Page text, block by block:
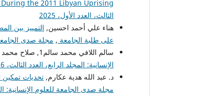
the 2011 Libyan Uprising
الثالث، العدد الأول، 2025
هناء علي أحمد احسين, التمييز بين
على طلبة الجامعة , مجلة صدى الجامعة
سالم اللافي محمد سالم1, صلاح محمد حسين الفقيه,
الإنسانية: المجلد الرابع، العدد الثالث، 2026
د. عبد الله هدية عكارم, تحديات تمكين
مجلة صدى الجامعة للعلوم الإنسانية: